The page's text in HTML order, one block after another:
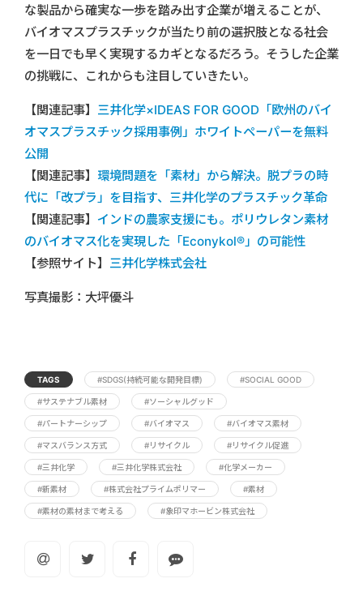
な製品から確実な一歩を踏み出す企業が増えることが、
バイオマスプラスチックが当たり前の選択肢となる社会
を一日でも早く実現するカギとなるだろう。そうした企業
の挑戦に、これからも注目していきたい。
【関連記事】 三井化学×IDEAS FOR GOOD「欧州のバイ
オマスプラスチック採用事例」ホワイトペーパーを無料
公開
【関連記事】 環境問題を「素材」から解決。脱プラの時
代に「改プラ」を目指す、三井化学のプラスチック革命
【関連記事】 インドの農家支援にも。ポリウレタン素材
のバイオマス化を実現した「Econykol®︎」の可能性
【参照サイト】 三井化学株式会社
写真撮影：大坪優斗
TAGS #SDGS(持続可能な開発目標) #SOCIAL GOOD
#サステナブル素材 #ソーシャルグッド
#パートナーシップ #バイオマス #バイオマス素材
#マスバランス方式 #リサイクル #リサイクル促進
#三井化学 #三井化学株式会社 #化学メーカー
#新素材 #株式会社プライムポリマー #素材
#素材の素材まで考える #象印マホービン株式会社